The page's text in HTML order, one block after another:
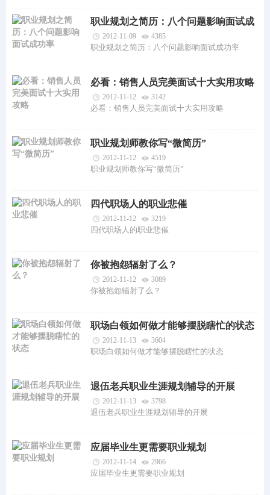
职业规划之简历：八个问题影响面试成
功率2012-11-09 4385
职业规划之简历：八个问题影响面试成功率
必看：销售人员完美面试十大实用攻略
2012-11-12 3142
必看：销售人员完美面试十大实用攻略
职业规划师教你写“微简历”
2012-11-12 4519
职业规划师教你写“微简历”
四代职场人的职业悲催
2012-11-12 3219
四代职场人的职业悲催
你被抱怨辐射了么？
2012-11-12 3089
你被抱怨辐射了么？
职场白领如何做才能够摆脱瞎忙的状态
2012-11-13 3604
职场白领如何做才能够摆脱瞎忙的状态
退伍老兵职业生涯规划辅导的开展
2012-11-13 3798
退伍老兵职业生涯规划辅导的开展
应届毕业生更需要职业规划
2012-11-14 2966
应届毕业生更需要职业规划